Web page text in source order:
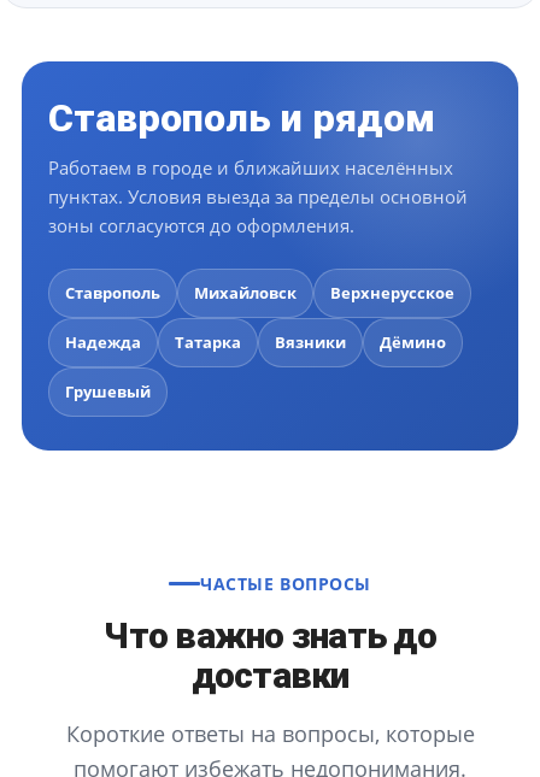
Ставрополь и рядом
Работаем в городе и ближайших населённых
пунктах. Условия выезда за пределы основной
зоны согласуются до оформления.
Ставрополь Михайловск Верхнерусское
Надежда Татарка Вязники Дёмино
Грушевый
ЧАСТЫЕ ВОПРОСЫ
Что важно знать до
доставки
Короткие ответы на вопросы, которые
помогают избежать недопонимания.